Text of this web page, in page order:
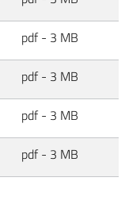
pdf - 3 MB
pdf - 3 MB
pdf - 3 MB
pdf - 3 MB